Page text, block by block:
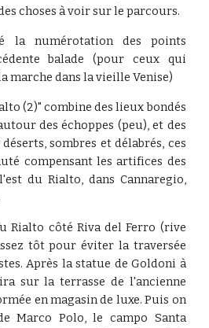
choses à voir sur le parcours.
la numérotation des points
balade (pour ceux qui
marche dans la vieille Venise)
(2)" combine des lieux bondés
des échoppes (peu), et des
sombres et délabrés, ces
compensant les artifices des
du Rialto, dans Cannaregio,
Rialto côté Riva del Ferro (rive
tôt pour éviter la traversée
Après la statue de Goldoni à
sur la terrasse de l'ancienne
en magasin de luxe. Puis on
Marco Polo, le campo Santa